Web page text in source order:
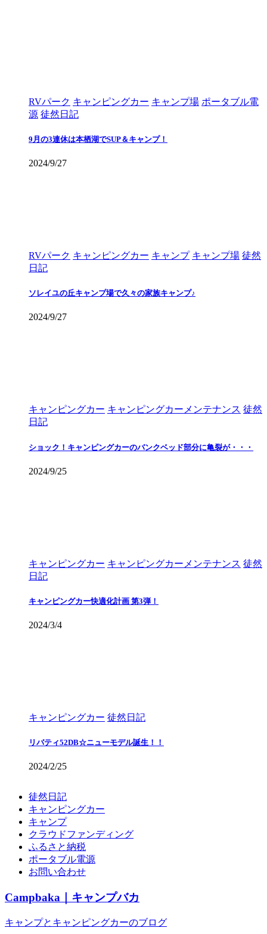
RVパーク キャンピングカー キャンプ場 ポータブル電
源 徒然日記
9月の3連休は本栖湖でSUP＆キャンプ！
2024/9/27
RVパーク キャンピングカー キャンプ キャンプ場 徒然
日記
ソレイユの丘キャンプ場で久々の家族キャンプ♪
2024/9/27
キャンピングカー キャンピングカーメンテナンス 徒然
日記
ショック！キャンピングカーのバンクベッド部分に亀裂が・・・
2024/9/25
キャンピングカー キャンピングカーメンテナンス 徒然
日記
キャンピングカー快適化計画 第3弾！
2024/3/4
キャンピングカー 徒然日記
リバティ52DB☆ニューモデル誕生！！
2024/2/25
徒然日記
キャンピングカー
キャンプ
クラウドファンディング
ふるさと納税
ポータブル電源
お問い合わせ
Campbaka｜キャンプバカ
キャンプとキャンピングカーのブログ